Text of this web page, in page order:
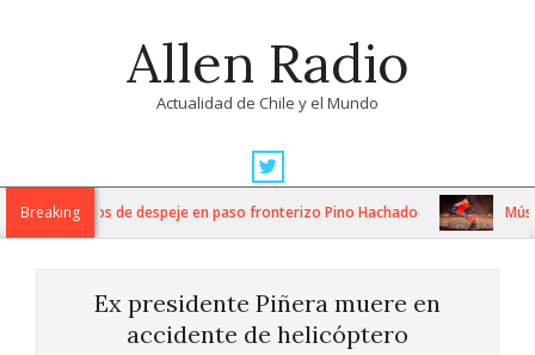
Allen Radio
Actualidad de Chile y el Mundo
Navigation
MenuBreaking
trabajos de despeje en paso fronterizo Pino Hachado Música:
Ex presidente Piñera muere en
accidente de helicóptero